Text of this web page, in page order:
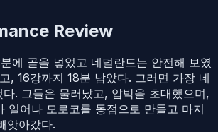
Review
에 골을 넣었고 네덜란드는 안전해 보였
, 16강까지 18분 남았다. 그러면 가장 네
. 그들은 물러났고, 압박을 초대했으며,
일어나 모로코를 동점으로 만들고 마지
앗아갔다.